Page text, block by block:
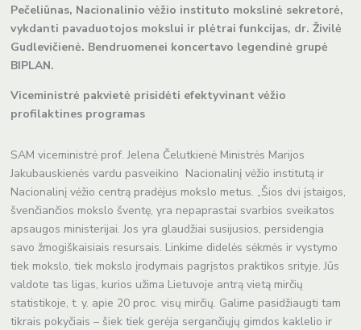
Pečeliūnas, Nacionalinio vėžio instituto mokslinė sekretorė,
vykdanti pavaduotojos mokslui ir plėtrai funkcijas, dr. Živilė
Gudlevičienė. Bendruomenei koncertavo legendinė grupė
BIPLAN.
Viceministrė pakvietė prisidėti efektyvinant vėžio
profilaktines programas
SAM viceministrė prof. Jelena Čelutkienė Ministrės Marijos
Jakubauskienės vardu pasveikino Nacionalinį vėžio institutą ir
Nacionalinį vėžio centrą pradėjus mokslo metus. „Šios dvi įstaigos,
švenčiančios mokslo šventę, yra nepaprastai svarbios sveikatos
apsaugos ministerijai. Jos yra glaudžiai susijusios, persidengia
savo žmogiškaisiais resursais. Linkime didelės sėkmės ir vystymo
tiek mokslo, tiek mokslo įrodymais pagrįstos praktikos srityje. Jūs
valdote tas ligas, kurios užima Lietuvoje antrą vietą mirčių
statistikoje, t. y. apie 20 proc. visų mirčių. Galime pasidžiaugti tam
tikrais pokyčiais – šiek tiek gerėja sergančiųjų gimdos kaklelio ir